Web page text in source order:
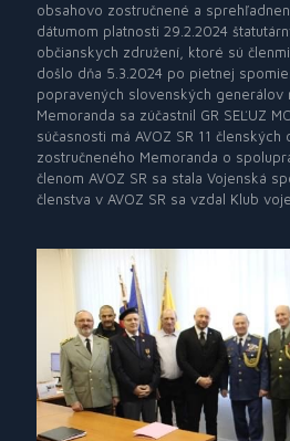
obsahovo zostručnené a
dátumom platnosti 29.2.2024
občianskych združení, ktoré sú
došlo dňa 5.3.2024 po pietnej
popravených slovenských generálov
Memoranda sa zúčastnil GR SEĽUZ
súčasnosti má AVOZ SR 11
zostručneného Memoranda o
členom AVOZ SR sa stala Vojenská
členstva v AVOZ SR sa vzdal Klub